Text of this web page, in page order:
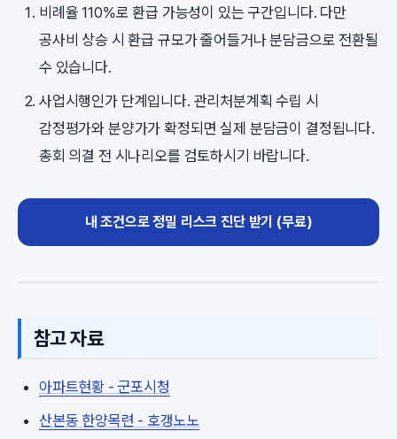
비례율 110%로 환급 가능성이 있는 구간입니다. 다만
공사비 상승 시 환급 규모가 줄어들거나 분담금으로 전환될
수 있습니다.
사업시행인가 단계입니다. 관리처분계획 수립 시
감정평가와 분양가가 확정되면 실제 분담금이 결정됩니다.
총회 의결 전 시나리오를 검토하시기 바랍니다.
내 조건으로 정밀 리스크 진단 받기 (무료)
참고 자료
아파트현황 - 군포시청
산본동 한양목련 - 호갱노노